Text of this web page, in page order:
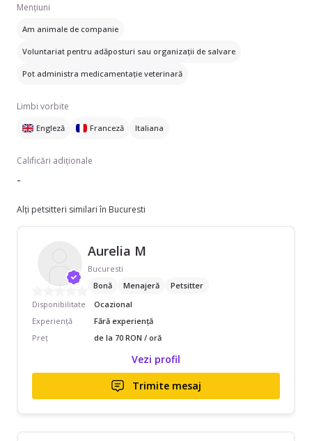
Mențiuni
Am animale de companie
Voluntariat pentru adăposturi sau organizații de salvare
Pot administra medicamentație veterinară
Limbi vorbite
Engleză Franceză Italiana
Calificări adiționale
-
Alți petsitteri similari în Bucuresti
Aurelia M
Bucuresti
Bonă
Menajeră
Petsitter
Disponibilitate
Ocazional
Experiență
Fără experiență
Preț
de la 70 RON / oră
Vezi profil
Trimite mesaj